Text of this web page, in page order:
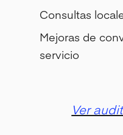
Consultas
Mejoras de
servicio
Ver